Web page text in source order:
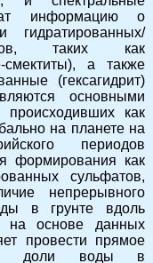
информацию о
гидратированных/
таких как
а также
(гексагидрит)
основными
происходивших как
на планете на
периодов
формирования как
сульфатов,
непрерывного
в грунте вдоль
на основе данных
провести прямое
доли воды в